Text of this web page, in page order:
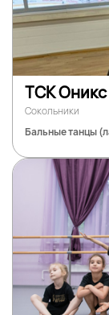
ТСК Оникс
Сокольники
Бальные танцы